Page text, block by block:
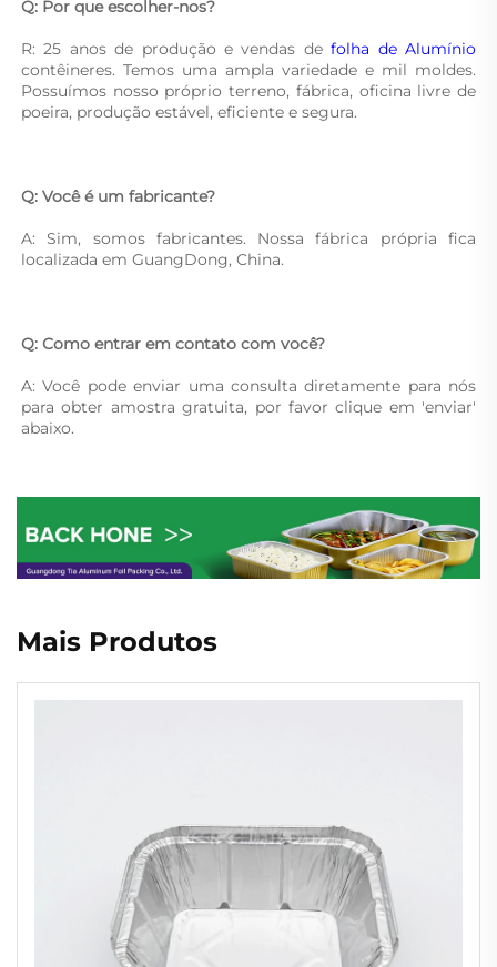
Q: Por que escolher-nos?
R: 25 anos de produção e vendas de
contêineres. Temos uma ampla variedade e mil moldes.
Possuímos nosso próprio terreno, fábrica, oficina livre de
poeira, produção estável, eficiente e segura.
Q: Você é um fabricante?
A: Sim, somos fabricantes. Nossa fábrica própria fica
localizada em GuangDong, China.
Q: Como entrar em contato com você?
A: Você pode enviar uma consulta diretamente para nós
para obter amostra gratuita, por favor clique em 'enviar'
abaixo.
Mais Produtos